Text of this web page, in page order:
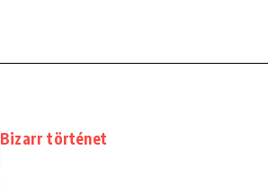
Bizarr történet